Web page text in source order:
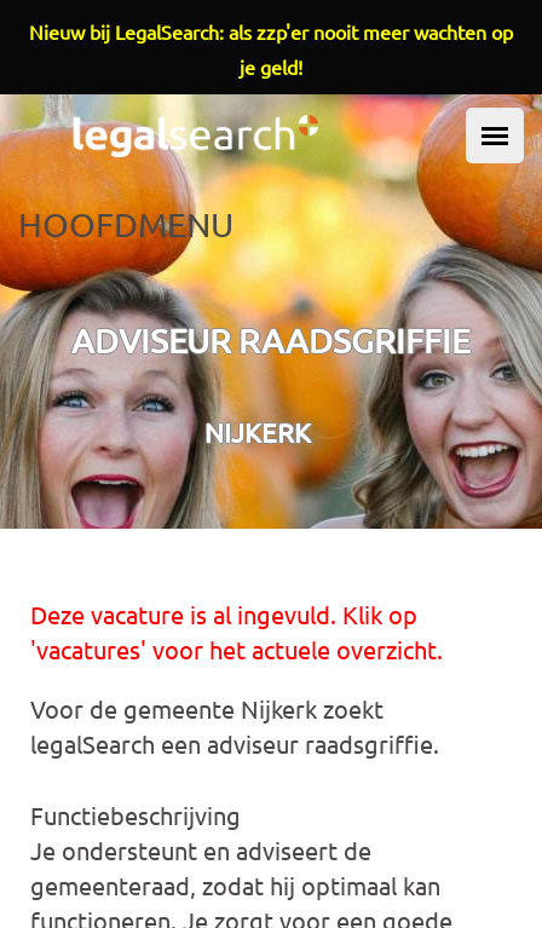
Overslaan en naar de inhoud gaan
HOOFDMENU
ADVISEUR RAADSGRIFFIE
NIJKERK
Deze vacature is al ingevuld. Klik op
'vacatures' voor het actuele overzicht.
Voor de gemeente Nijkerk zoekt
legalSearch een adviseur raadsgriffie.
Functiebeschrijving
Je ondersteunt en adviseert de
gemeenteraad, zodat hij optimaal kan
functioneren. Je zorgt voor een goede
Nieuw bij LegalSearch: als zzp'er nooit meer wachten op
je geld!